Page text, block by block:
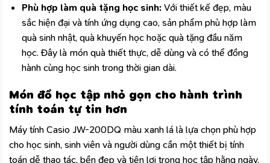
Phù hợp làm quà tặng học sinh:Với thiết kế đẹp, màu
sắc hiện đại và tính ứng dụng cao, sản phẩm phù hợp làm
quà sinh nhật, quà khuyến học hoặc quà tặng đầu năm
học. Đây là món quà thiết thực, dễ dùng và có thể đồng
hành cùng học sinh trong thời gian dài.
Món đồ học tập nhỏ gọn cho hành trình
tính toán tự tin hơn
Máy tính Casio JW-200DQ màu xanh lá là lựa chọn phù hợp
cho học sinh, sinh viên và người dùng cần một thiết bị tính
toán dễ thao tác, bền đẹp và tiện lợi trong học tập hằng ngày.